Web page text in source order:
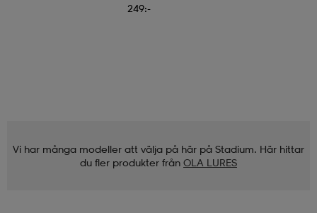
249:-
Vi har många modeller att välja på här på Stadium. Här hittar
du fler produkter från OLA LURES